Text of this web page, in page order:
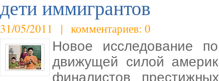
дети иммигрантов
31/05/2011 | комментариев: 0
Новое исследование
движущей силой
финалистов